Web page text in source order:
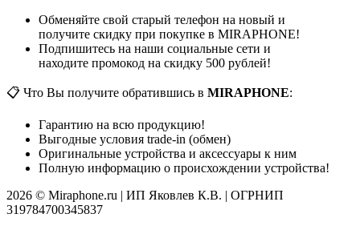
Обменяйте свой старый телефон на новый и
получите скидку при покупке в MIRAPHONE!
Подпишитесь на наши социальные сети и
находите промокод на скидку 500 рублей!
📋 Что Вы получите обратившись в MIRAPHONE:
Гарантию на всю продукцию!
Выгодные условия trade-in (обмен)
Оригинальные устройства и аксессуары к ним
Полную информацию о происхождении устройства!
2026 © Miraphone.ru | ИП Яковлев К.В. | ОГРНИП
319784700345837